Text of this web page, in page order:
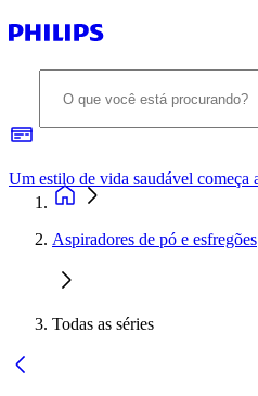
Aspiradores de pó e esfregões
Todas as séries